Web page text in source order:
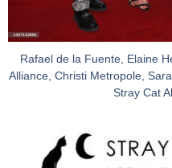
Rafael de la Fuente, Elaine
Alliance, Christi Metropole,
Stray Cat